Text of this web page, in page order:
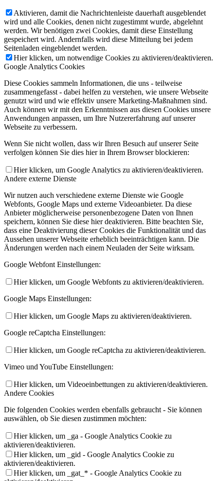
Aktivieren, damit die Nachrichtenleiste dauerhaft ausgeblendet
wird und alle Cookies, denen nicht zugestimmt wurde, abgelehnt
werden. Wir benötigen zwei Cookies, damit diese Einstellung
gespeichert wird. Andernfalls wird diese Mitteilung bei jedem
Seitenladen eingeblendet werden.
Hier klicken, um notwendige Cookies zu aktivieren/deaktivieren.
Google Analytics Cookies
Diese Cookies sammeln Informationen, die uns - teilweise
zusammengefasst - dabei helfen zu verstehen, wie unsere Webseite
genutzt wird und wie effektiv unsere Marketing-Maßnahmen sind.
Auch können wir mit den Erkenntnissen aus diesen Cookies unsere
Anwendungen anpassen, um Ihre Nutzererfahrung auf unserer
Webseite zu verbessern.
Wenn Sie nicht wollen, dass wir Ihren Besuch auf unserer Seite
verfolgen können Sie dies hier in Ihrem Browser blockieren:
Hier klicken, um Google Analytics zu aktivieren/deaktivieren.
Andere externe Dienste
Wir nutzen auch verschiedene externe Dienste wie Google
Webfonts, Google Maps und externe Videoanbieter. Da diese
Anbieter möglicherweise personenbezogene Daten von Ihnen
speichern, können Sie diese hier deaktivieren. Bitte beachten Sie,
dass eine Deaktivierung dieser Cookies die Funktionalität und das
Aussehen unserer Webseite erheblich beeinträchtigen kann. Die
Änderungen werden nach einem Neuladen der Seite wirksam.
Google Webfont Einstellungen:
Hier klicken, um Google Webfonts zu aktivieren/deaktivieren.
Google Maps Einstellungen:
Hier klicken, um Google Maps zu aktivieren/deaktivieren.
Google reCaptcha Einstellungen:
Hier klicken, um Google reCaptcha zu aktivieren/deaktivieren.
Vimeo und YouTube Einstellungen:
Hier klicken, um Videoeinbettungen zu aktivieren/deaktivieren.
Andere Cookies
Die folgenden Cookies werden ebenfalls gebraucht - Sie können
auswählen, ob Sie diesen zustimmen möchten:
Hier klicken, um _ga - Google Analytics Cookie zu
aktivieren/deaktivieren.
Hier klicken, um _gid - Google Analytics Cookie zu
aktivieren/deaktivieren.
Hier klicken, um _gat_* - Google Analytics Cookie zu